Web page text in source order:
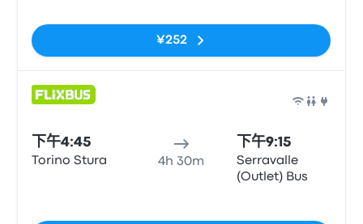
¥252
下午4:45
Torino Stura 4h 30m
下午9:15
Serravalle
(Outlet) Bus